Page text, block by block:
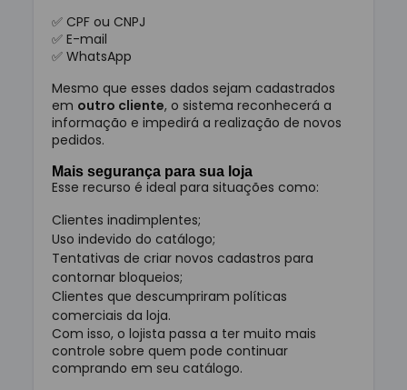
✅ CPF ou CNPJ
✅ E-mail
✅ WhatsApp
Mesmo que esses dados sejam cadastrados
em outro cliente, o sistema reconhecerá a
informação e impedirá a realização de novos
pedidos.
Mais segurança para sua loja
Esse recurso é ideal para situações como:
Clientes inadimplentes;
Uso indevido do catálogo;
Tentativas de criar novos cadastros para
contornar bloqueios;
Clientes que descumpriram políticas
comerciais da loja.
Com isso, o lojista passa a ter muito mais
controle sobre quem pode continuar
comprando em seu catálogo.